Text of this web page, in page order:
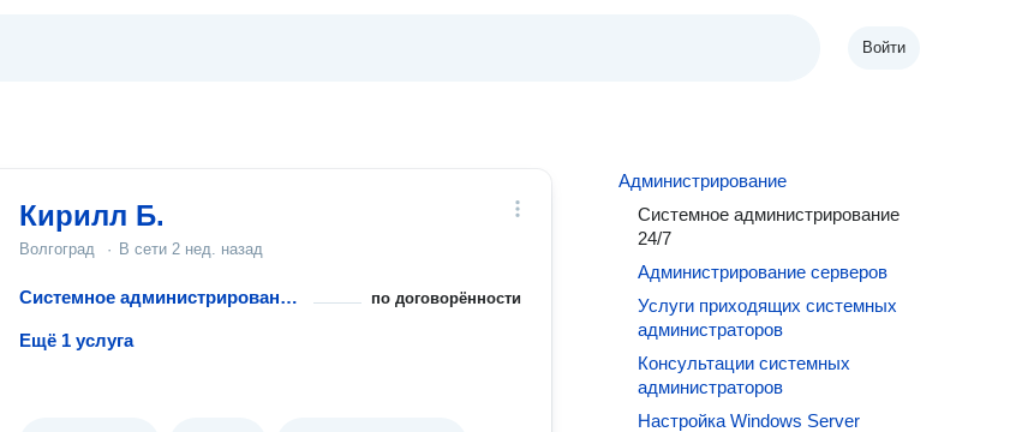
Войти
Кирилл Б.
Волгоград · В сети 2 нед. назад
Системное администрирование 24/7 по договорённости
Ещё 1 услуга
Администрирование
Системное администрирование
24/7
Администрирование серверов
Услуги приходящих системных
администраторов
Консультации системных
администраторов
Настройка Windows Server